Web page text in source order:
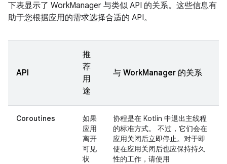
下表显示了 WorkManager 与类似 API 的关系。这些信息有
助于您根据应用的需求选择合适的 API。
API
推
荐
用
途
与 WorkManager 的关系
Coroutines
如果
应用
离开
可见
状
协程是在 Kotlin 中退出主线程
的标准方式。 不过，它们会在
应用关闭后立即停止。对于即
使在应用关闭后也应保持持久
性的工作，请使用